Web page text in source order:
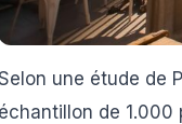
une étude de
échantillon de 1.000